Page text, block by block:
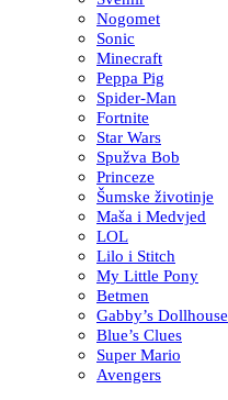
Nogomet
Sonic
Minecraft
Peppa Pig
Spider-Man
Fortnite
Star Wars
Spužva Bob
Princeze
Šumske životinje
Maša i Medvjed
LOL
Lilo i Stitch
My Little Pony
Betmen
Gabby’s Dollhouse
Blue’s Clues
Super Mario
Avengers